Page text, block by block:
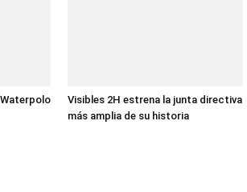
Visibles 2H estrena la junta directiva
más amplia de su historia